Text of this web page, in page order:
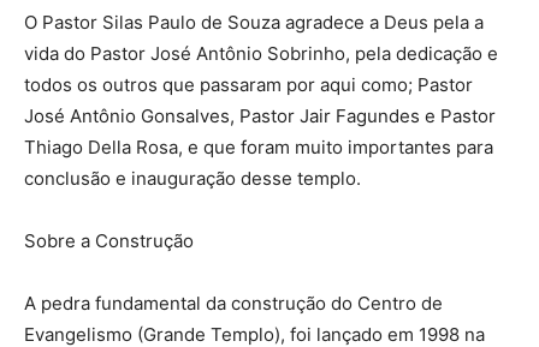
O Pastor Silas Paulo de Souza agradece a Deus pela a
vida do Pastor José Antônio Sobrinho, pela dedicação e
todos os outros que passaram por aqui como; Pastor
José Antônio Gonsalves, Pastor Jair Fagundes e Pastor
Thiago Della Rosa, e que foram muito importantes para
conclusão e inauguração desse templo.
Sobre a Construção
A pedra fundamental da construção do Centro de
Evangelismo (Grande Templo), foi lançado em 1998 na